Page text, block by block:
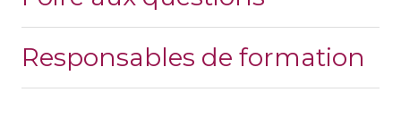
Responsables de formation